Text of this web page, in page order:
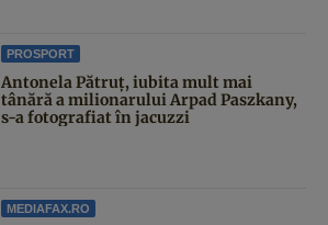
PROSPORT
Antonela Pătruț, iubita mult mai
tânără a milionarului Arpad Paszkany,
s-a fotografiat în jacuzzi
MEDIAFAX.RO